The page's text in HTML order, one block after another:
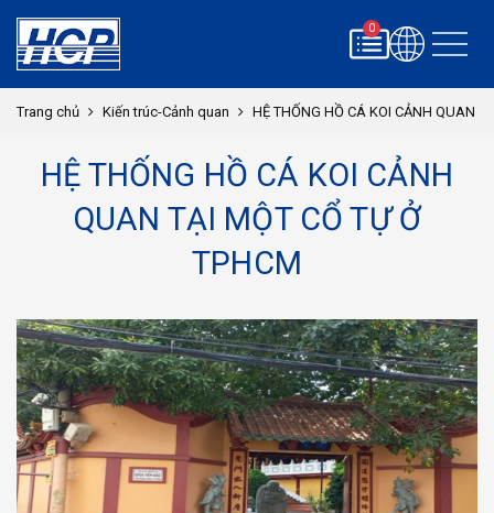
0
Trang chủ Kiến trúc-Cảnh quan HỆ THỐNG HỒ CÁ KOI CẢNH QUAN
HỆ THỐNG HỒ CÁ KOI CẢNH
QUAN TẠI MỘT CỔ TỰ Ở
TPHCM